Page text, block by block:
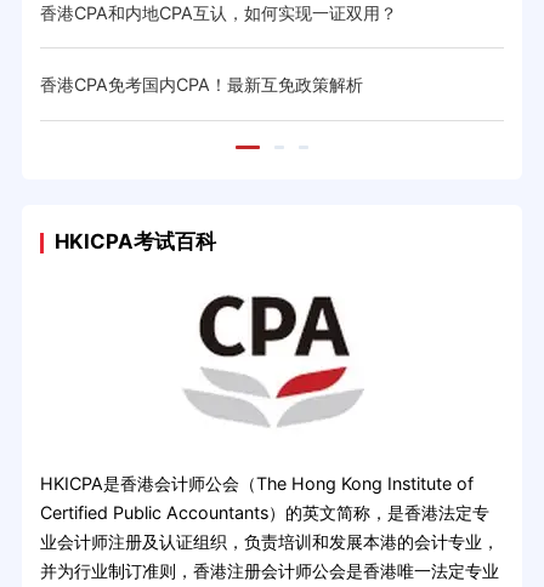
香港CPA和内地CPA互认，如何实现一证双用？
香港CPA免考国内CPA！最新互免政策解析
HKICPA考试百科
HKICPA是香港会计师公会（The Hong Kong Institute of
Certified Public Accountants）的英文简称，是香港法定专
业会计师注册及认证组织，负责培训和发展本港的会计专业，
并为行业制订准则，香港注册会计师公会是香港唯一法定专业